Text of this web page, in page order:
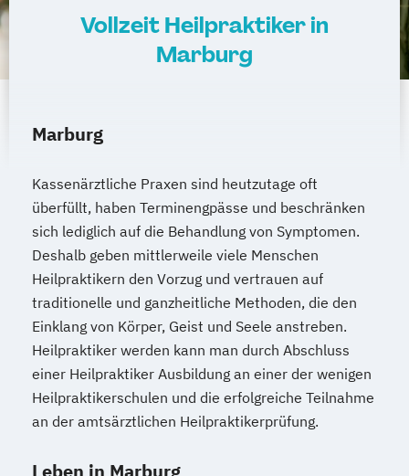
Vollzeit Heilpraktiker in
Marburg
Marburg
Kassenärztliche Praxen sind heutzutage oft
überfüllt, haben Terminengpässe und beschränken
sich lediglich auf die Behandlung von Symptomen.
Deshalb geben mittlerweile viele Menschen
Heilpraktikern den Vorzug und vertrauen auf
traditionelle und ganzheitliche Methoden, die den
Einklang von Körper, Geist und Seele anstreben.
Heilpraktiker werden kann man durch Abschluss
einer Heilpraktiker Ausbildung an einer der wenigen
Heilpraktikerschulen und die erfolgreiche Teilnahme
an der amtsärztlichen Heilpraktikerprüfung.